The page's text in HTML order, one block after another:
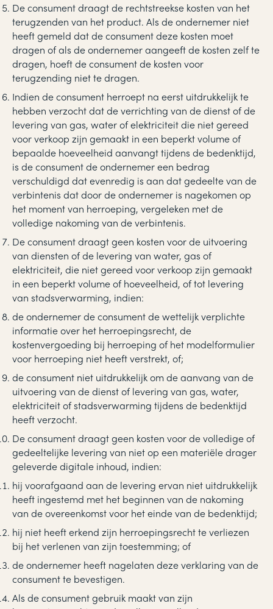
De consument draagt de rechtstreekse kosten van het
terugzenden van het product. Als de ondernemer niet
heeft gemeld dat de consument deze kosten moet
dragen of als de ondernemer aangeeft de kosten zelf te
dragen, hoeft de consument de kosten voor
terugzending niet te dragen.
Indien de consument herroept na eerst uitdrukkelijk te
hebben verzocht dat de verrichting van de dienst of de
levering van gas, water of elektriciteit die niet gereed
voor verkoop zijn gemaakt in een beperkt volume of
bepaalde hoeveelheid aanvangt tijdens de bedenktijd,
is de consument de ondernemer een bedrag
verschuldigd dat evenredig is aan dat gedeelte van de
verbintenis dat door de ondernemer is nagekomen op
het moment van herroeping, vergeleken met de
volledige nakoming van de verbintenis.
De consument draagt geen kosten voor de uitvoering
van diensten of de levering van water, gas of
elektriciteit, die niet gereed voor verkoop zijn gemaakt
in een beperkt volume of hoeveelheid, of tot levering
van stadsverwarming, indien:
de ondernemer de consument de wettelijk verplichte
informatie over het herroepingsrecht, de
kostenvergoeding bij herroeping of het modelformulier
voor herroeping niet heeft verstrekt, of;
de consument niet uitdrukkelijk om de aanvang van de
uitvoering van de dienst of levering van gas, water,
elektriciteit of stadsverwarming tijdens de bedenktijd
heeft verzocht.
De consument draagt geen kosten voor de volledige of
gedeeltelijke levering van niet op een materiële drager
geleverde digitale inhoud, indien:
hij voorafgaand aan de levering ervan niet uitdrukkelijk
heeft ingestemd met het beginnen van de nakoming
van de overeenkomst voor het einde van de bedenktijd;
hij niet heeft erkend zijn herroepingsrecht te verliezen
bij het verlenen van zijn toestemming; of
de ondernemer heeft nagelaten deze verklaring van de
consument te bevestigen.
Als de consument gebruik maakt van zijn